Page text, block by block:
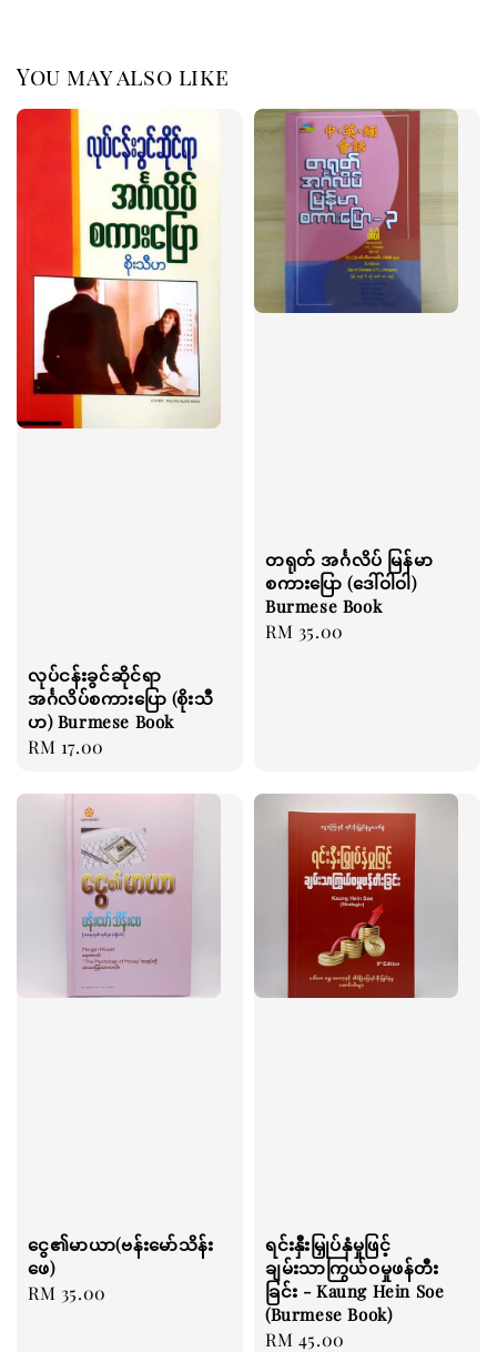
You may also like
လုပ်ငန်းခွင်ဆိုင်ရာ
အင်္ဂလိပ်စကားပြော (စိုးသီ
ဟ) Burmese Book
Regular
RM 17.00
တရုတ် အင်္ဂလိပ် မြန်မာ
စကားပြော (ဒေါ်ဝါဝါ)
Burmese Book
Regular
RM 35.00
ငွေ၏မာယာ(ဗန်းမော်သိန်း
ဖေ)
Regular
RM 35.00
ရင်းနှီးမြှုပ်နှံမှုဖြင့်
ချမ်းသာကြွယ်ဝမှုဖန်တီး
ခြင်း - Kaung Hein Soe
(Burmese Book)
Regular
RM 45.00